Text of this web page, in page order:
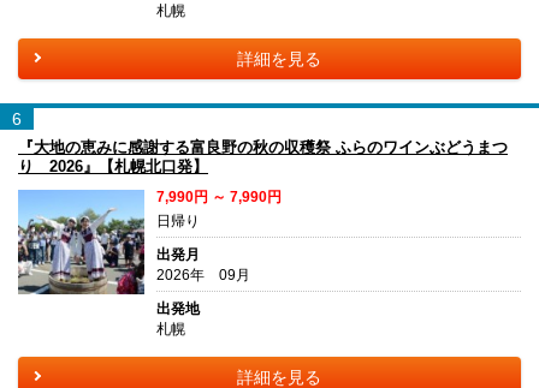
札幌
詳細を見る
6
『大地の恵みに感謝する富良野の秋の収穫祭 ふらのワインぶどうまつ
り 2026』【札幌北口発】
7,990円 ～ 7,990円
日帰り
出発月
2026年 09月
出発地
札幌
詳細を見る